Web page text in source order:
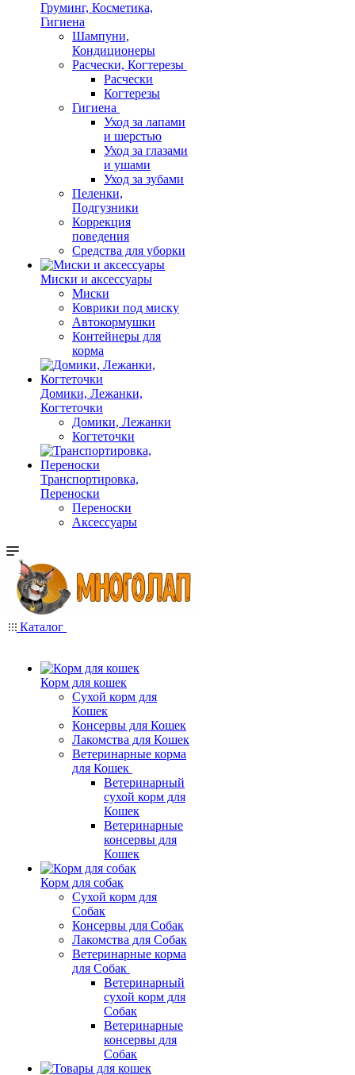
Груминг, Косметика,
Гигиена
Шампуни,
Кондиционеры
Расчески, Когтерезы
Расчески
Когтерезы
Гигиена
Уход за лапами
и шерстью
Уход за глазами
и ушами
Уход за зубами
Пеленки,
Подгузники
Коррекция
поведения
Средства для уборки
Миски и аксессуары
Миски
Коврики под миску
Автокормушки
Контейнеры для
корма
Домики, Лежанки,
Когтеточки
Домики, Лежанки
Когтеточки
Транспортировка,
Переноски
Переноски
Аксессуары
Каталог
Корм для кошек
Сухой корм для
Кошек
Консервы для Кошек
Лакомства для Кошек
Ветеринарные корма
для Кошек
Ветеринарный
сухой корм для
Кошек
Ветеринарные
консервы для
Кошек
Корм для собак
Сухой корм для
Собак
Консервы для Собак
Лакомства для Собак
Ветеринарные корма
для Собак
Ветеринарный
сухой корм для
Собак
Ветеринарные
консервы для
Собак